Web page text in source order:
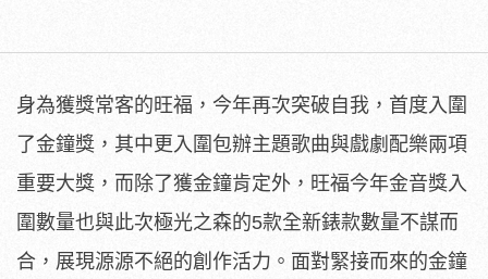
身為獲獎常客的旺福，今年再次突破自我，首度入圍
了金鐘獎，其中更入圍包辦主題歌曲與戲劇配樂兩項
重要大獎，而除了獲金鐘肯定外，旺福今年金音獎入
圍數量也與此次極光之森的5款全新錶款數量不謀而
合，展現源源不絕的創作活力。面對緊接而來的金鐘